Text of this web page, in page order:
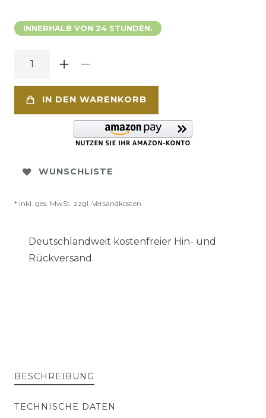
INNERHALB VON 24 STUNDEN.
IN DEN WARENKORB
WUNSCHLISTE
* inkl. ges. MwSt. zzgl. Versandkosten
Deutschlandweit kostenfreier Hin- und
Rückversand.
BESCHREIBUNG
TECHNISCHE DATEN